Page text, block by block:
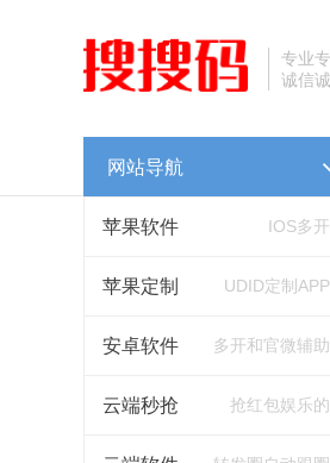
专业
诚信
网站导航
苹果软件 IOS多开
苹果定制 UDID定制APP
安卓软件 多开和官微辅助
云端秒抢 抢红包娱乐的